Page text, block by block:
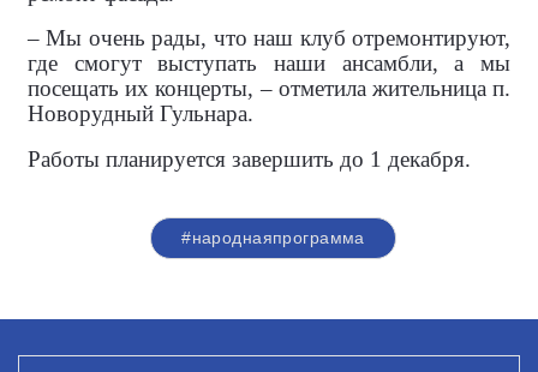
– Мы очень рады, что наш клуб отремонтируют,
где смогут выступать наши ансамбли, а мы
посещать их концерты, – отметила жительница п.
Новорудный Гульнара.
Работы планируется завершить до 1 декабря.
#народнаяпрограмма